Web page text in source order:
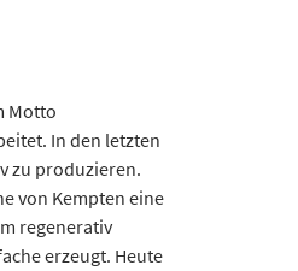
Motto
In den letzten
zu produzieren.
von Kempten eine
regenerativ
erzeugt. Heute